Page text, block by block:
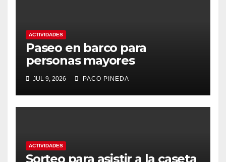
ACTIVIDADES
Paseo en barco para
personas mayores
JUL 9, 2026 PACO PINEDA
ACTIVIDADES
Sorteo para asistir a la caseta